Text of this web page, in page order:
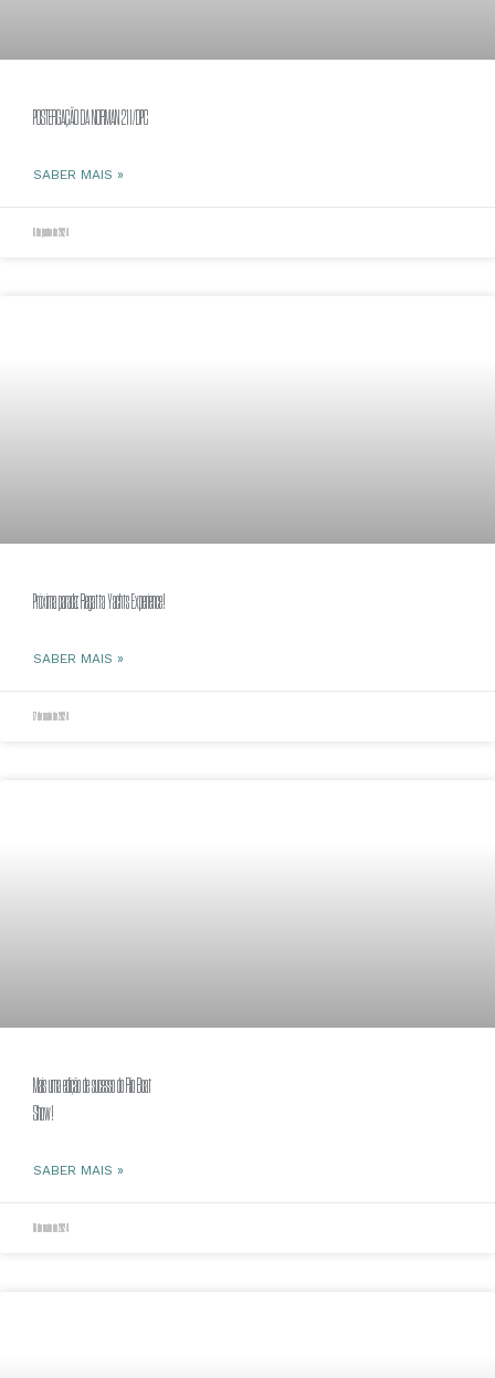
POSTERGAÇÃO DA NORMAN 211/DPC
SABER MAIS »
6 de junho de 2024
Próxima parada: Regatta Yachts Experience!
SABER MAIS »
17 de maio de 2024
Mais uma edição de sucesso do Rio Boat
SABER MAIS »
16 de maio de 2024